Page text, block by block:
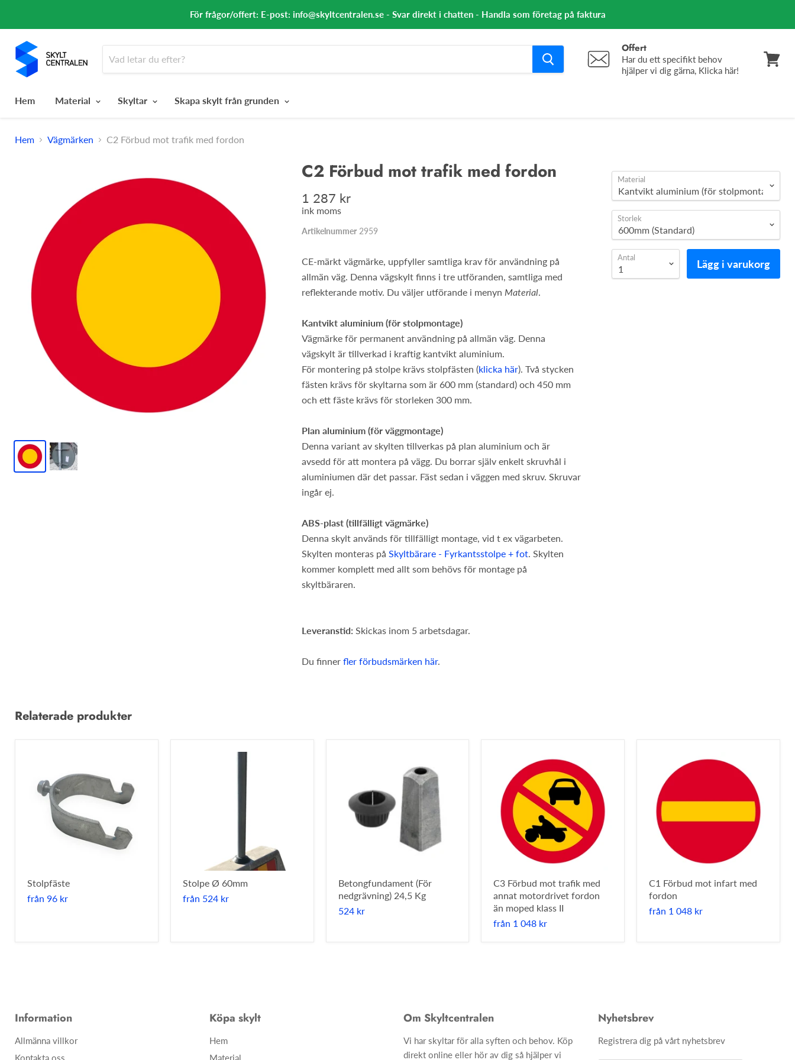
För frågor/offert: E-post: info@skyltcentralen.se - Svar direkt i chatten - Handla som företag på faktura
Offert
Har du ett specifikt behov
hjälper vi dig gärna, Klicka här!
Hem
Material Skyltar Skapa skylt från grunden
Hem Vägmärken C2 Förbud mot trafik med fordon
C2 Förbud mot trafik med fordon
1 287 kr
ink moms
Artikelnummer 2959
CE-märkt vägmärke, uppfyller samtliga krav för användning på
allmän väg. Denna vägskylt finns i tre utföranden, samtliga med
reflekterande motiv. Du väljer utförande i menyn Material.
Kantvikt aluminium (för stolpmontage)
Vägmärke för permanent användning på allmän väg. Denna
vägskylt är tillverkad i kraftig kantvikt aluminium.
För montering på stolpe krävs stolpfästen (klicka här). Två stycken
fästen krävs för skyltarna som är 600 mm (standard) och 450 mm
och ett fäste krävs för storleken 300 mm.
Plan aluminium (för väggmontage)
Denna variant av skylten tillverkas på plan aluminium och är
avsedd för att montera på vägg. Du borrar själv enkelt skruvhål i
aluminiumen där det passar. Fäst sedan i väggen med skruv. Skruvar
ingår ej.
ABS-plast (tillfälligt vägmärke)
Denna skylt används för tillfälligt montage, vid t ex vägarbeten.
Skylten monteras påSkyltbärare - Fyrkantsstolpe + fot. Skylten
kommer komplett med allt som behövs för montage på
skyltbäraren.
Leveranstid: Skickas inom 5 arbetsdagar.
Du finnerfler förbudsmärken här.
Material
Storlek
Antal Lägg i varukorg
Relaterade produkter
Stolpfäste
från 96 kr
Stolpe Ø 60mm
från 524 kr
Betongfundament (För
nedgrävning) 24,5 Kg
524 kr
C3 Förbud mot trafik med
annat motordrivet fordon
än moped klass II
från 1 048 kr
C1 Förbud mot infart med
fordon
från 1 048 kr
Information
Allmänna villkor
Kontakta oss
Köpa skylt
Hem
Material
Om Skyltcentralen
Vi har skyltar för alla syften och behov. Köp
direkt online eller hör av dig så hjälper vi
Nyhetsbrev
Registrera dig på vårt nyhetsbrev